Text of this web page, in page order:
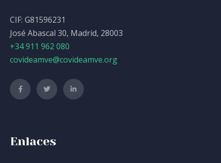
CIF: G81596231
José Abascal 30, Madrid, 28003
+34 911 962 080
covideamve@covideamve.org
Enlaces